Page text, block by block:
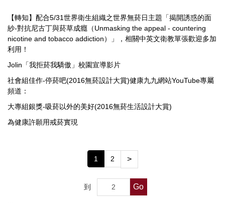
行事曆
新生體檢
健康促進
健康餐飲
菸害防制專區
傳染病專區
【轉知】配合5/31世界衛生組織之世界無菸日主題「揭開誘惑的面
紗-對抗尼古丁與菸草成癮（Unmasking the appeal - countering
nicotine and tobacco addiction）」，相關中英文衛教單張歡迎多加
利用！
Jolin「我拒菸我驕傲」校園宣導影片
社會組佳作-停菸吧(2016無菸設計大賞)健康九九網站YouTube專屬
頻道：
大專組銀獎-吸菸以外的美好(2016無菸生活設計大賞)
為健康許願用戒菸實現
1 2 >
到 Go